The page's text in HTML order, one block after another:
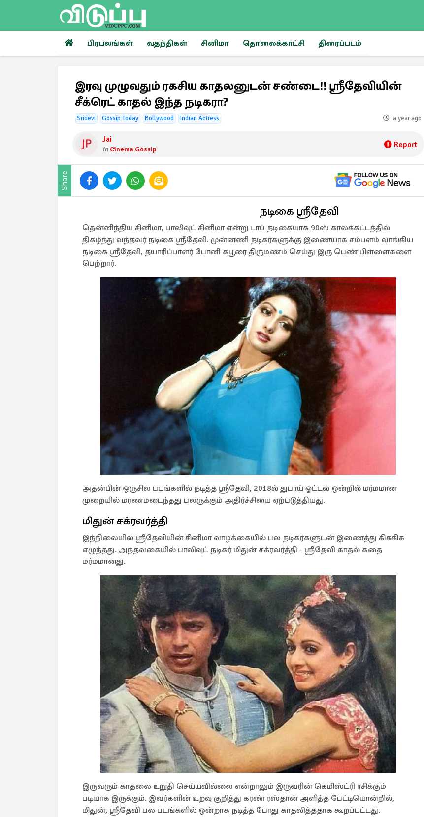
பிரபலங்கள் வதந்திகள் சினிமா தொலைக்காட்சி திரைப்படம்
இரவு முழுவதும் ரகசிய காதலனுடன் சண்டை!! ஸ்ரீதேவியின்
சீக்ரெட் காதல் இந்த நடிகரா?
Sridevi Gossip Today Bollywood Indian Actress a year ago
Jai
in Cinema Gossip Report
Share
நடிகை ஸ்ரீதேவி
தென்னிந்திய சினிமா, பாலிவுட் சினிமா என்று டாப் நடிகையாக 90ஸ் காலக்கட்டத்தில்
திகழ்ந்து வந்தவர் நடிகை ஸ்ரீதேவி. முன்னணி நடிகர்களுக்கு இணையாக சம்பளம் வாங்கிய
நடிகை ஸ்ரீதேவி, தயாரிப்பாளர் போனி கபூரை திருமணம் செய்து இரு பெண் பிள்ளைகளை
பெற்றார்.
அதன்பின் ஒருசில படங்களில் நடித்த ஸ்ரீதேவி, 2018ல் துபாய் ஓட்டல் ஒன்றில் மர்மமான
முறையில் மரணமடைந்தது பலருக்கும் அதிர்ச்சியை ஏற்படுத்தியது.
மிதுன் சக்ரவர்த்தி
இந்நிலையில் ஸ்ரீதேவியின் சினிமா வாழ்க்கையில் பல நடிகர்களுடன் இணைத்து கிசுகிசு
எழுந்தது. அந்தவகையில் பாலிவுட் நடிகர் மிதுன் சக்ரவர்த்தி - ஸ்ரீதேவி காதல் கதை
மர்மமானது.
இருவரும் காதலை உறுதி செய்யவில்லை என்றாலும் இருவரின் கெமிஸ்ட்ரி ரசிக்கும்
படியாக இருக்கும். இவர்களின் உறவு குறித்து கரண் ரஸ்தான் அளித்த பேட்டியொன்றில்,
மிதுன், ஸ்ரீதேவி பல படங்களில் ஒன்றாக நடித்த போது காதலித்ததாக கூறப்பட்டது.